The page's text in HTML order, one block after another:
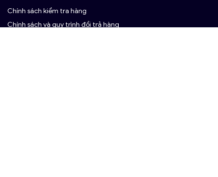
Chính sách kiểm tra hàng
Chính sách và quy trình đổi trả hàng